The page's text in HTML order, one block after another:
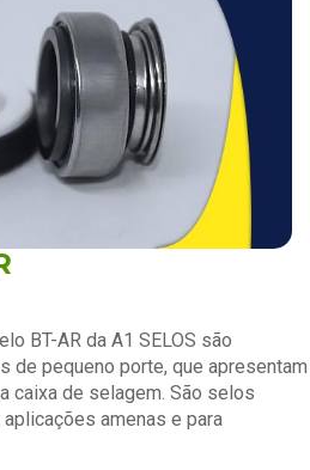
BT-AR da A1 SELOS são
de pequeno porte, que apresentam
caixa de selagem. São selos
amenas e para